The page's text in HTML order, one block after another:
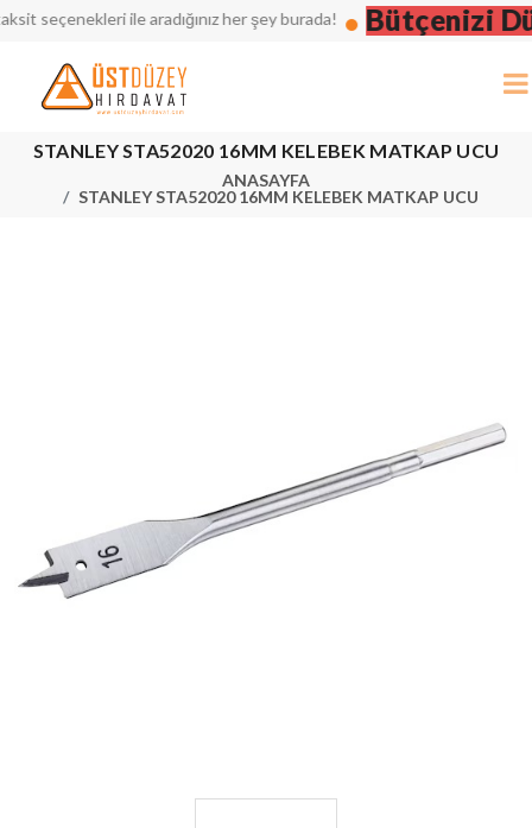
ile aradığınız her şey burada! Bütçenizi
STANLEY STA52020 16MM KELEBEK MATKAP UCU
ANASAYFA
STANLEY STA52020 16MM KELEBEK MATKAP UCU